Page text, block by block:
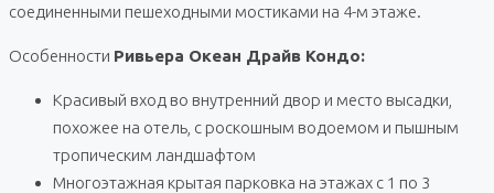
соединенными пешеходными мостиками на 4-м этаже.
Особенности Ривьера Океан Драйв Кондо:
Красивый вход во внутренний двор и место высадки,
похожее на отель, с роскошным водоемом и пышным
тропическим ландшафтом
Многоэтажная крытая парковка на этажах с 1 по 3